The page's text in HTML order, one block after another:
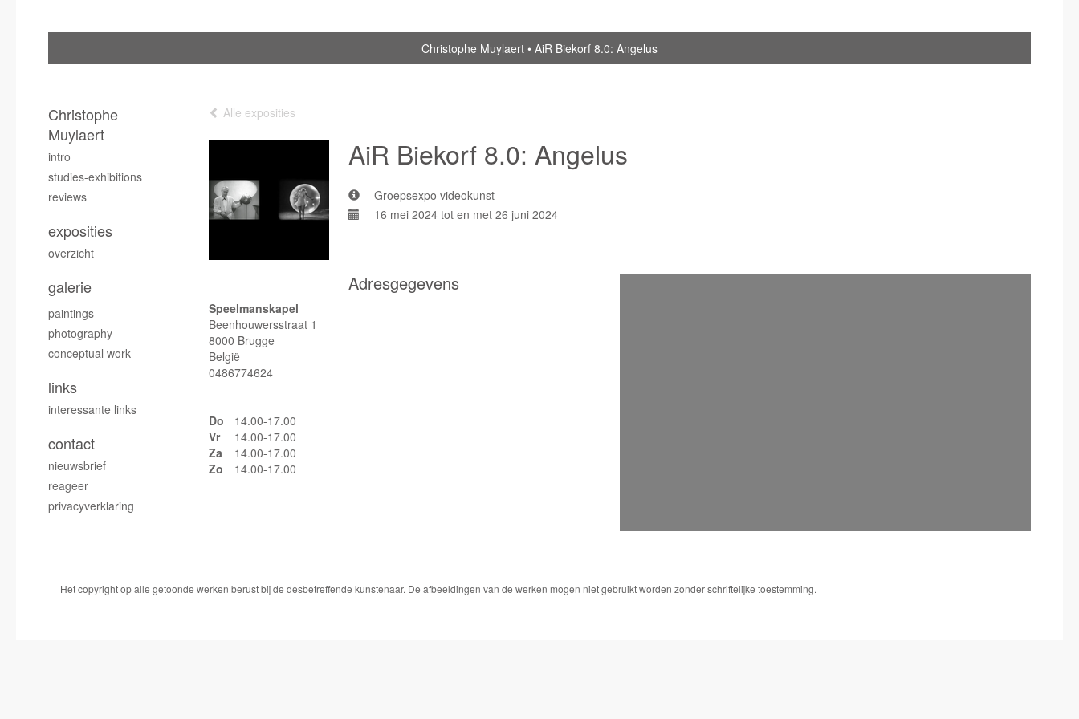
Christophe Muylaert AiR Biekorf 8.0: Angelus
Alle exposities
AiR Biekorf 8.0: Angelus
Groepsexpo videokunst
16 mei 2024 tot en met 26 juni 2024
Adresgegevens
Speelmanskapel
Beenhouwersstraat 1
8000 Brugge
België
0486774624
Do
14.00-17.00
Vr
14.00-17.00
Za
14.00-17.00
Zo
14.00-17.00
Christophe
Muylaert
intro
studies-exhibitions
reviews
exposities
overzicht
galerie
paintings
photography
conceptual work
links
interessante links
contact
nieuwsbrief
reageer
privacyverklaring
Het copyright op alle getoonde werken berust bij de desbetreffende kunstenaar. De afbeeldingen van de werken mogen niet gebruikt worden zonder schriftelijke toestemming.